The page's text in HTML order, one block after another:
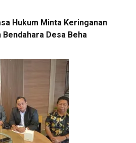
Hukum Minta Keringanan
Desa Beha